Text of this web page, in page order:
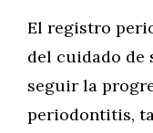
El registro
del cuidado de
seguir la
periodontitis,